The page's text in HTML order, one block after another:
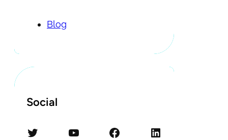
Blog
Social
Twitter YouTube Facebook LinkedIn